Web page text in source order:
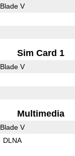
Blade V
Sim Card 1
Blade V
Multimedia
Blade V
DLNA